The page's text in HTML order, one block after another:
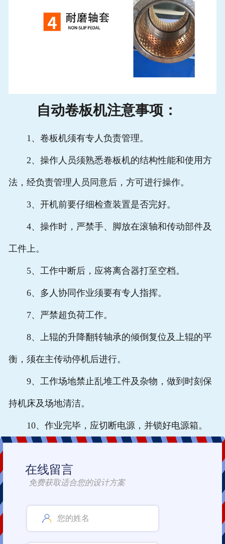
自动卷板机注意事项：
1、卷板机须有专人负责管理。
2、操作人员须熟悉卷板机的结构性能和使用方
法，经负责管理人员同意后，方可进行操作。
3、开机前要仔细检查装置是否完好。
4、操作时，严禁手、脚放在滚轴和传动部件及
工件上。
5、工作中断后，应将离合器打至空档。
6、多人协同作业须要有专人指挥。
7、严禁超负荷工作。
8、上辊的升降翻转轴承的倾倒复位及上辊的平
衡，须在主传动停机后进行。
9、工作场地禁止乱堆工件及杂物，做到时刻保
持机床及场地清洁。
10、作业完毕，应切断电源，并锁好电源箱。
在线留言
免费获取适合您的设计方案